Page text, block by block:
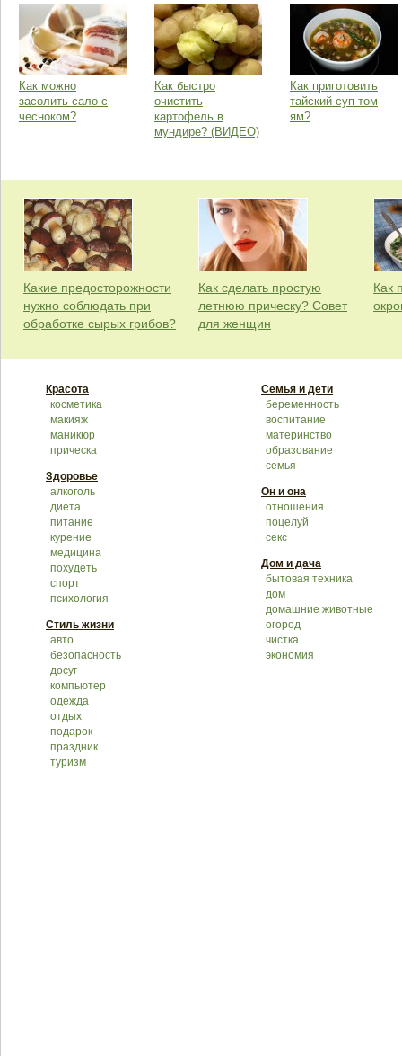
Как можно
засолить сало с
чесноком?
Как быстро
очистить
картофель в
мундире? (ВИДЕО)
Как приготовить
тайский суп том
ям?
Какие предосторожности
нужно соблюдать при
обработке сырых грибов?
Как сделать простую
летнюю прическу? Совет
для женщин
Как
Красота
косметика
макияж
маникюр
прическа
Здоровье
алкоголь
диета
питание
курение
медицина
похудеть
спорт
психология
Стиль жизни
авто
безопасность
досуг
компьютер
одежда
отдых
подарок
праздник
туризм
Семья и дети
беременность
воспитание
материнство
образование
семья
Он и она
отношения
поцелуй
секс
Дом и дача
бытовая техника
дом
домашние животные
огород
чистка
экономия